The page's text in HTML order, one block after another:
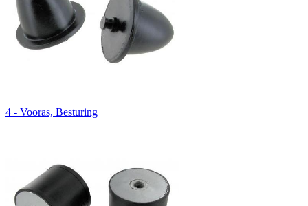
4 - Vooras, Besturing